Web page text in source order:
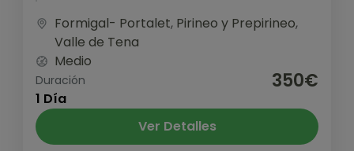
Formigal- Portalet, Pirineo y Prepirineo,
Valle de Tena
Medio
Duración
1 Día
350€
Ver Detalles